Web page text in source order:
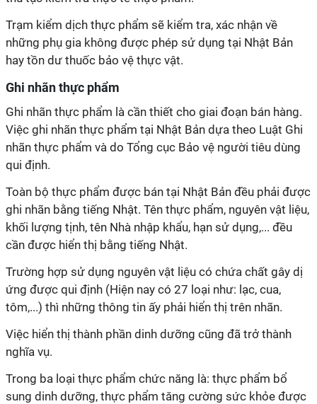
Trạm kiểm dịch thực phẩm sẽ kiểm tra, xác nhận về
những phụ gia không được phép sử dụng tại Nhật Bản
hay tồn dư thuốc bảo vệ thực vật.
Ghi nhãn thực phẩm
Ghi nhãn thực phẩm là cần thiết cho giai đoạn bán hàng.
Việc ghi nhãn thực phẩm tại Nhật Bản dựa theo Luật Ghi
nhãn thực phẩm và do Tổng cục Bảo vệ người tiêu dùng
qui định.
Toàn bộ thực phẩm được bán tại Nhật Bản đều phải được
ghi nhãn bằng tiếng Nhật. Tên thực phẩm, nguyên vật liệu,
khối lượng tịnh, tên Nhà nhập khẩu, hạn sử dụng,... đều
cần được hiển thị bằng tiếng Nhật.
Trường hợp sử dụng nguyên vật liệu có chứa chất gây dị
ứng được qui định (Hiện nay có 27 loại như: lạc, cua,
tôm,...) thì những thông tin ấy phải hiển thị trên nhãn.
Việc hiển thị thành phần dinh dưỡng cũng đã trở thành
nghĩa vụ.
Trong ba loại thực phẩm chức năng là: thực phẩm bổ
sung dinh dưỡng, thực phẩm tăng cường sức khỏe được